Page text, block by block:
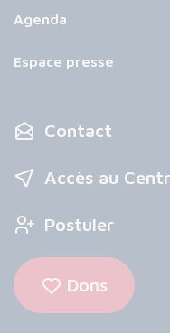
Agenda
Espace presse
Contact
Accès au
Postuler
Dons